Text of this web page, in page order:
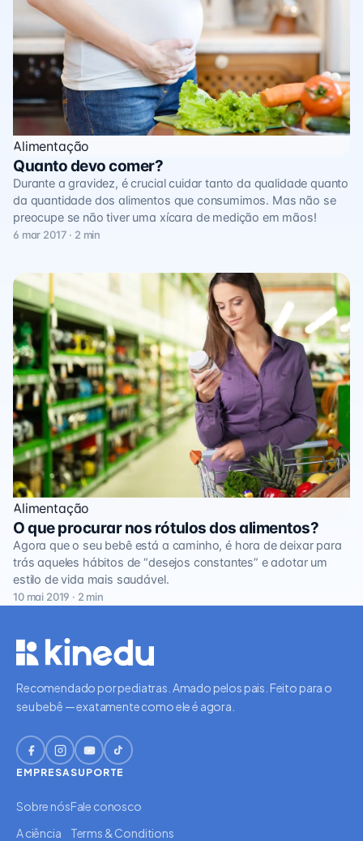
Alimentação
Quanto devo comer?
Durante a gravidez, é crucial cuidar tanto da qualidade quanto
da quantidade dos alimentos que consumimos. Mas não se
preocupe se não tiver uma xícara de medição em mãos!
6 mar 2017 · 2 min
Alimentação
O que procurar nos rótulos dos alimentos?
Agora que o seu bebê está a caminho, é hora de deixar para
trás aqueles hábitos de “desejos constantes” e adotar um
estilo de vida mais saudável.
10 mai 2019 · 2 min
Recomendado por pediatras. Amado pelos pais. Feito para o
seu bebê — exatamente como ele é agora.
EMPRESA
Sobre nós
A ciência
SUPORTE
Fale conosco
Terms & Conditions